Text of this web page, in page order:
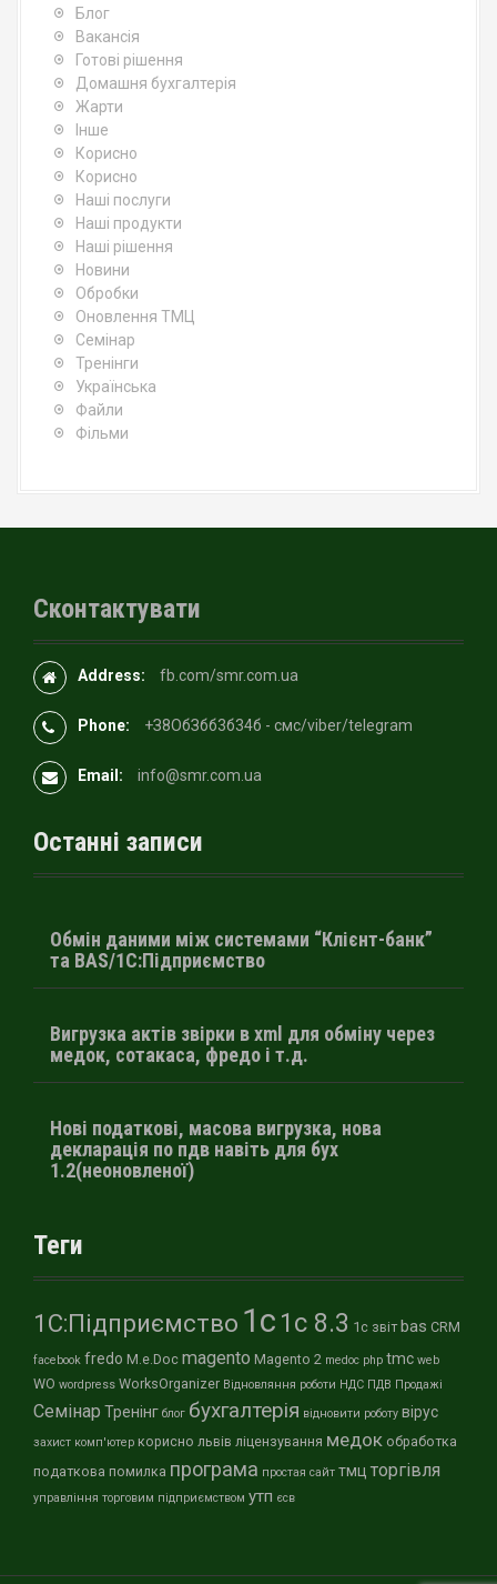
Блог
Вакансія
Готові рішення
Домашня бухгалтерія
Жарти
Інше
Корисно
Корисно
Наші послуги
Наші продукти
Наші рішення
Новини
Обробки
Оновлення ТМЦ
Семінар
Тренінги
Українська
Файли
Фільми
Сконтактувати
Address: fb.com/smr.com.ua
Phone: +З8OбЗбб3б34б - смс/viber/telegram
Email: info@smr.com.ua
Останні записи
Обмін даними між системами “Клієнт-банк”
та BAS/1С:Підприємство
Вигрузка актів звірки в xml для обміну через
медок, сотакаса, фредо і т.д.
Нові податкові, масова вигрузка, нова
декларація по пдв навіть для бух
1.2(неоновленої)
Теги
1С:Підприємство 1с 1с 8.3 1с звіт bas CRM
facebook fredo M.e.Doc magento Magento 2 medoc php tmc web
WO wordpress WorksOrganizer Відновляння роботи НДС ПДВ Продажі
Семінар Тренінг блог бухгалтерія відновити роботу вірус
захист комп'ютер корисно львів ліцензування медок обработка
податкова помилка програма простая сайт тмц торгівля
управління торговим підприємством утп єсв